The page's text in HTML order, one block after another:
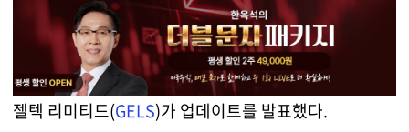
젤텍 리미티드(GELS)가 업데이트를 발표했다.